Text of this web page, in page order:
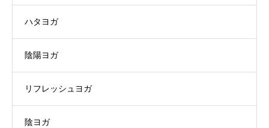
ハタヨガ
陰陽ヨガ
リフレッシュヨガ
陰ヨガ